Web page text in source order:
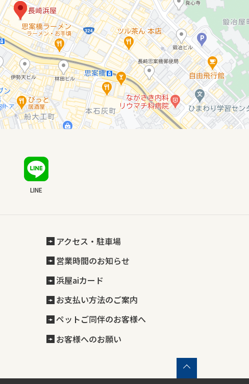
LINE
アクセス・駐車場
営業時間のお知らせ
浜屋aiカード
お支払い方法のご案内
ペットご同伴のお客様へ
お客様へのお願い